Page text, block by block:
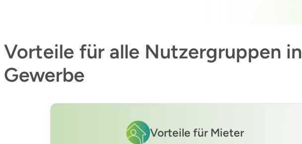
Vorteile für alle Nutzergruppen in
Gewerbe
Vorteile für Mieter